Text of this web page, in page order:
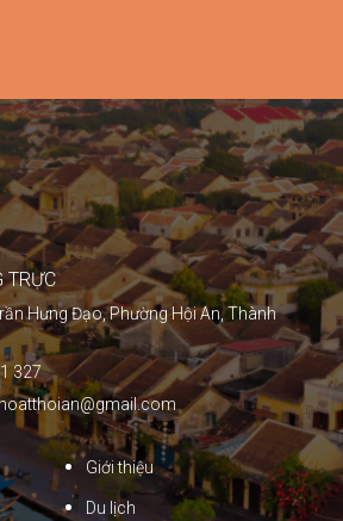
TRỰC
Hưng Đạo, Phường Hội An, Thành
327
Giới thiệu
Du lịch